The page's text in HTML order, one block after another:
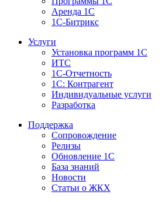
Аренда 1С
1С-Битрикс
Услуги
Установка программ 1С
ИТС
1С-Отчетность
1С: Контрагент
Индивидуальные услуги
Разработка
Поддержка
Сопровождение
Релизы
Обновление 1С
База знаний
Новости
Статьи о ЖКХ